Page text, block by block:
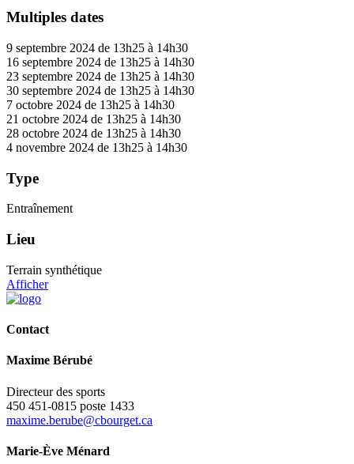
Multiples dates
9 septembre 2024 de 13h25 à 14h30
16 septembre 2024 de 13h25 à 14h30
23 septembre 2024 de 13h25 à 14h30
30 septembre 2024 de 13h25 à 14h30
7 octobre 2024 de 13h25 à 14h30
21 octobre 2024 de 13h25 à 14h30
28 octobre 2024 de 13h25 à 14h30
4 novembre 2024 de 13h25 à 14h30
Type
Entraînement
Lieu
Terrain synthétique
Afficher
Contact
Maxime Bérubé
Directeur des sports
450 451-0815 poste 1433
maxime.berube@cbourget.ca
Marie-Ève Ménard